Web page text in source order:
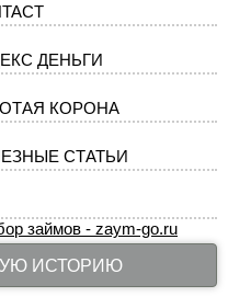
ДЕНЬГИ
КОРОНА
СТАТЬИ
займов - zaym-go.ru
ИСТОРИЮ